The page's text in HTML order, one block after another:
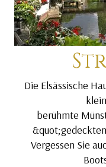
Die Elsässische
berühmte
Vergessen Sie